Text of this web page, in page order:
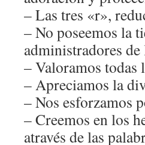
– Las tres «r»,
– No poseemos la
administradores
– Valoramos
– Apreciamos la
– Nos esforzamos
– Creemos en los
através de las